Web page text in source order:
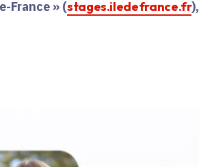
France » (stages.iledefrance.fr),